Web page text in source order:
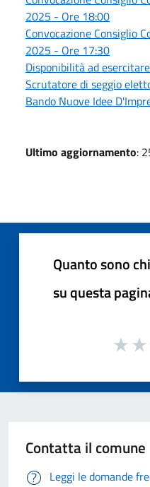
2025 - Ore 18:00
Convocazione Consiglio
2025 - Ore 17:30
Disponibilità ad
Scrutatore di seggio
Bando Nuove Idee
Ultimo aggiornamento:
Quanto sono
su questa
Contatta il comune
Leggi le domande